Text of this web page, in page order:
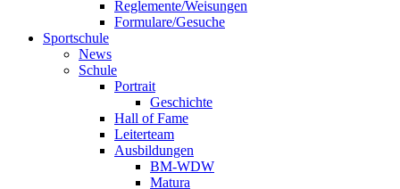
Reglemente/Weisungen
Formulare/Gesuche
Sportschule
News
Schule
Portrait
Geschichte
Hall of Fame
Leiterteam
Ausbildungen
BM-WDW
Matura